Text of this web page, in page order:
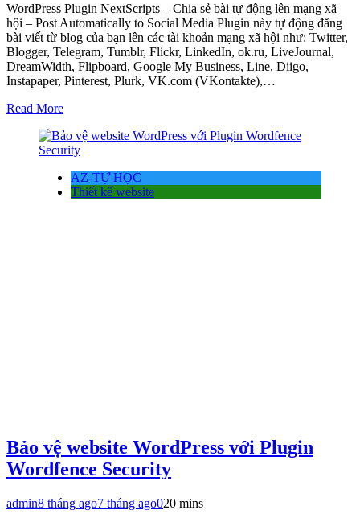
WordPress Plugin NextScripts – Chia sẻ bài tự động lên mạng xã
hội – Post Automatically to Social Media Plugin này tự động đăng
bài viết từ blog của bạn lên các tài khoản mạng xã hội như: Twitter,
Blogger, Telegram, Tumblr, Flickr, LinkedIn, ok.ru, LiveJournal,
DreamWidth, Flipboard, Google My Business, Line, Diigo,
Instapaper, Pinterest, Plurk, VK.com (VKontakte),…
Read More
AZ-TỰ HỌC
Thiết kế website
Bảo vệ website WordPress với Plugin
Wordfence Security
admin8 tháng ago7 tháng ago020 mins